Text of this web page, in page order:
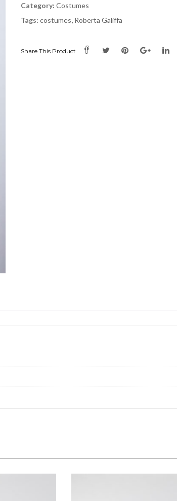
Category: Costumes
Tags: costumes, Roberta Galiffa
Share This Product